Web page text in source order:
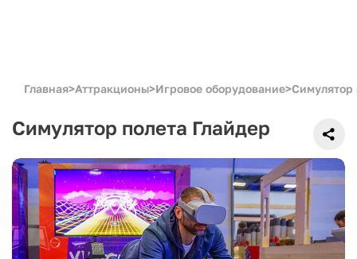
Главная>Аттракционы>Игровое оборудование>Симулятор
Симулятор полета Глайдер